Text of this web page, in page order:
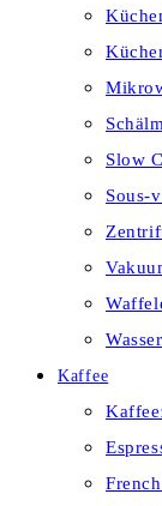
Slow
Sous-
Kaffee